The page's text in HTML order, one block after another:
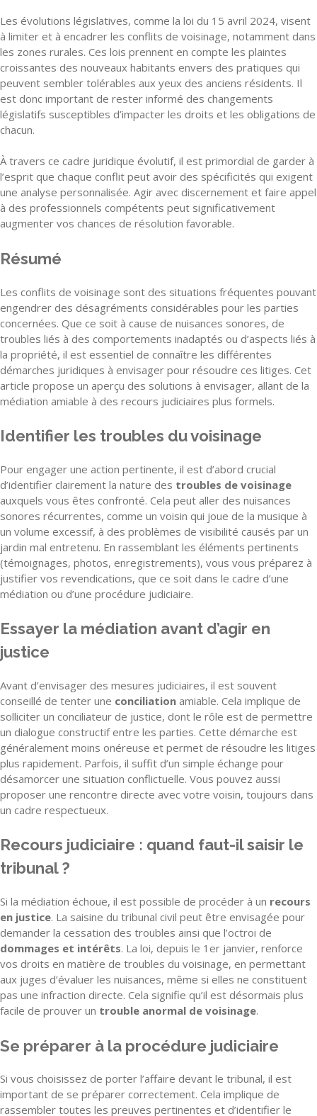
Les évolutions législatives, comme la loi du 15 avril 2024, visent
à limiter et à encadrer les conflits de voisinage, notamment dans
les zones rurales. Ces lois prennent en compte les plaintes
croissantes des nouveaux habitants envers des pratiques qui
peuvent sembler tolérables aux yeux des anciens résidents. Il
est donc important de rester informé des changements
législatifs susceptibles d’impacter les droits et les obligations de
chacun.
À travers ce cadre juridique évolutif, il est primordial de garder à
l’esprit que chaque conflit peut avoir des spécificités qui exigent
une analyse personnalisée. Agir avec discernement et faire appel
à des professionnels compétents peut significativement
augmenter vos chances de résolution favorable.
Résumé
Les conflits de voisinage sont des situations fréquentes pouvant
engendrer des désagréments considérables pour les parties
concernées. Que ce soit à cause de nuisances sonores, de
troubles liés à des comportements inadaptés ou d’aspects liés à
la propriété, il est essentiel de connaître les différentes
démarches juridiques à envisager pour résoudre ces litiges. Cet
article propose un aperçu des solutions à envisager, allant de la
médiation amiable à des recours judiciaires plus formels.
Identifier les troubles du voisinage
Pour engager une action pertinente, il est d’abord crucial
d’identifier clairement la nature des troubles de voisinage
auxquels vous êtes confronté. Cela peut aller des nuisances
sonores récurrentes, comme un voisin qui joue de la musique à
un volume excessif, à des problèmes de visibilité causés par un
jardin mal entretenu. En rassemblant les éléments pertinents
(témoignages, photos, enregistrements), vous vous préparez à
justifier vos revendications, que ce soit dans le cadre d’une
médiation ou d’une procédure judiciaire.
Essayer la médiation avant d’agir en
justice
Avant d’envisager des mesures judiciaires, il est souvent
conseillé de tenter une conciliation amiable. Cela implique de
solliciter un conciliateur de justice, dont le rôle est de permettre
un dialogue constructif entre les parties. Cette démarche est
généralement moins onéreuse et permet de résoudre les litiges
plus rapidement. Parfois, il suffit d’un simple échange pour
désamorcer une situation conflictuelle. Vous pouvez aussi
proposer une rencontre directe avec votre voisin, toujours dans
un cadre respectueux.
Recours judiciaire : quand faut-il saisir le
tribunal ?
Si la médiation échoue, il est possible de procéder à un recours
en justice. La saisine du tribunal civil peut être envisagée pour
demander la cessation des troubles ainsi que l’octroi de
dommages et intérêts. La loi, depuis le 1er janvier, renforce
vos droits en matière de troubles du voisinage, en permettant
aux juges d’évaluer les nuisances, même si elles ne constituent
pas une infraction directe. Cela signifie qu’il est désormais plus
facile de prouver un trouble anormal de voisinage.
Se préparer à la procédure judiciaire
Si vous choisissez de porter l’affaire devant le tribunal, il est
important de se préparer correctement. Cela implique de
rassembler toutes les preuves pertinentes et d’identifier le